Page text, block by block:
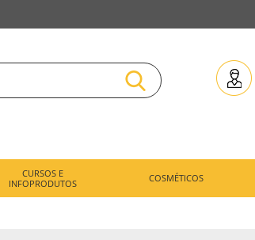
CURSOS E
INFOPRODUTOS
COSMÉTICOS